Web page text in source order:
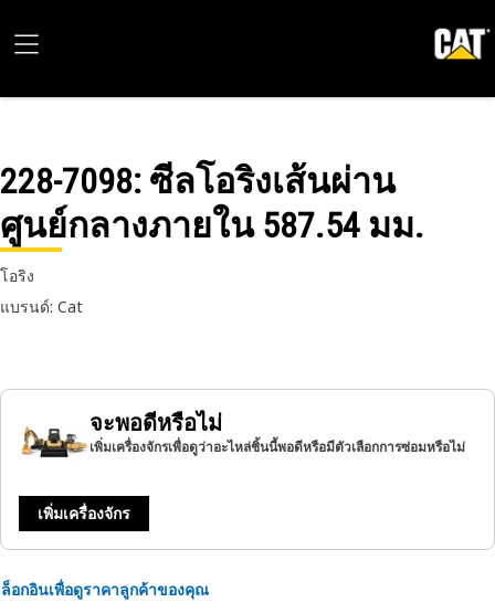
228-7098: ซีลโอริงเส้นผ่าน
ศูนย์กลางภายใน 587.54 มม.
โอริง
แบรนด์: Cat
จะพอดีหรือไม่
เพิ่มเครื่องจักรเพื่อดูว่าอะไหล่ชิ้นนี้พอดีหรือมีตัวเลือกการซ่อมหรือไม่
เพิ่มเครื่องจักร
ล็อกอินเพื่อดูราคาลูกค้าของคุณ